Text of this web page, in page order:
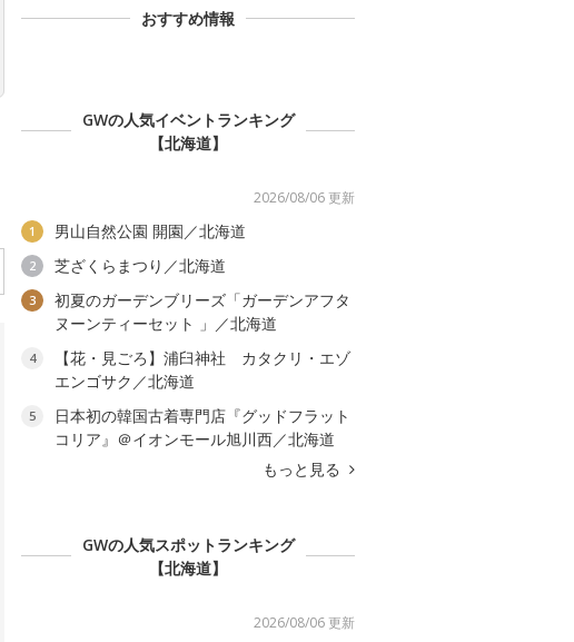
おすすめ情報
GWの人気イベントランキング
【北海道】
2026/08/06 更新
1 男山自然公園 開園／北海道
2 芝ざくらまつり／北海道
3
初夏のガーデンブリーズ「ガーデンアフタ
ヌーンティーセット 」／北海道
4
【花・見ごろ】浦臼神社 カタクリ・エゾ
エンゴサク／北海道
5
日本初の韓国古着専門店『グッドフラット
コリア』＠イオンモール旭川西／北海道
もっと見る
GWの人気スポットランキング
【北海道】
2026/08/06 更新